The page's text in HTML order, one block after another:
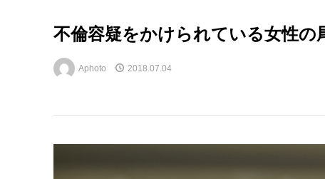
不倫容疑をかけられている女性の
Aphoto 2018.07.04